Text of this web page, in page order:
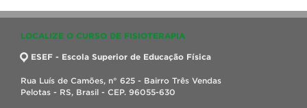
LOCALIZE O CURSO DE FISIOTERAPIA
ESEF - Escola Superior de Educação Física
Rua Luís de Camões, n° 625 - Bairro Três Vendas
Pelotas - RS, Brasil - CEP. 96055-630